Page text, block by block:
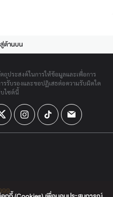
ด้านบน
ประสงค์ในการให้ข้อมูลและเพื่อการ
รับรองและขอปฏิเสธต่อความรับผิดใด
บไซต์นี้